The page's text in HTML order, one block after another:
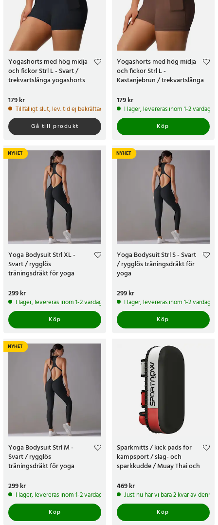
Yogashorts med hög midja
och fickor Strl L - Svart /
trekvartslånga yogashorts
Pris:179 kr
179 kr
Tillfälligt slut, lev. tid ej bekräftad.
Gå till produkt
Yogashorts med hög midja
och fickor Strl L -
Kastanjebrun / trekvartslånga
Pris:179 kr
179 kr
I lager, levereras inom 1-2 vardagar
Köp
NYHET
Yoga Bodysuit Strl XL -
Svart / rygglös
träningsdräkt för yoga
Pris:299 kr
299 kr
I lager, levereras inom 1-2 vardagar
Köp
NYHET
Yoga Bodysuit Strl S - Svart
/ rygglös träningsdräkt för
yoga
Pris:299 kr
299 kr
I lager, levereras inom 1-2 vardagar
Köp
NYHET
Yoga Bodysuit Strl M -
Svart / rygglös
träningsdräkt för yoga
Pris:299 kr
299 kr
I lager, levereras inom 1-2 vardagar
Köp
Sparkmitts / kick pads för
kampsport / slag- och
sparkkudde / Muay Thai och
Pris:469 kr
469 kr
Just nu har vi bara 2 kvar av denna
Köp